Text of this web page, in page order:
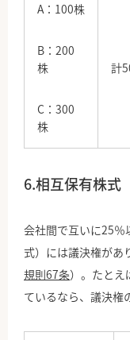
A：100株
B：200
株
C：300
株
計
6.相互保有株式
会社間で互いに25％
式）には議決権があ
規則67条）。たとえ
ているなら、議決権